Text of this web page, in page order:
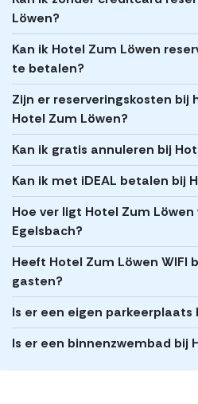
Löwen?
Kan ik Hotel Zum Löwen
te betalen?
Zijn er reserveringskosten bij
Hotel Zum Löwen?
Kan ik gratis annuleren bij
Kan ik met iDEAL betalen bij
Hoe ver ligt Hotel Zum
Egelsbach?
Heeft Hotel Zum Löwen WIFI
gasten?
Is er een eigen parkeerplaats
Is er een binnenzwembad bij